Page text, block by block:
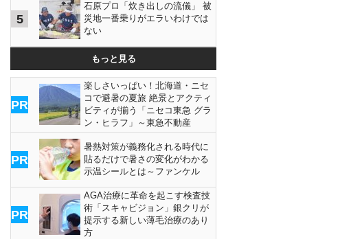
5
石原プロ「炊き出しの流儀」 被
災地一番乗りがエラいわけでは
ない
もっと見る
PR
楽しさいっぱい！北海道・ニセ
コで避暑の夏旅 絶景とアクティ
ビティが揃う「ニセコ東急 グラ
ン・ヒラフ」～東急不動産
PR
暑熱対策が義務化される時代に
貼るだけで暑さの変化がわかる
示温シールとは～ファンケル
PR
AGA治療に革命を起こす検査技
術「スキャビジョン」銀クリが
提示する新しい薄毛治療のあり
方